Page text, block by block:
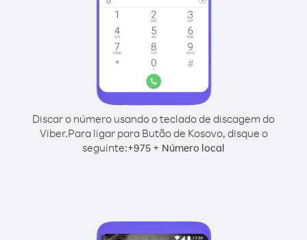
Discar o número usando o teclado de discagem do
Viber.Para ligar para Butão de Kosovo, disque o
seguinte:+975 + Número local